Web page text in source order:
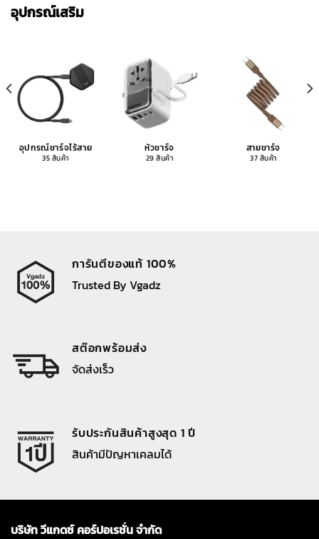
อุปกรณ์เสริม
อุปกรณ์ชาร์จไร้สาย
35 สินค้า
หัวชาร์จ
29 สินค้า
สายชาร์จ
37 สินค้า
การันตีของแท้ 100%
Trusted By Vgadz
สต๊อกพร้อมส่ง
จัดส่งเร็ว
รับประกันสินค้าสูงสุด 1 ปี
สินค้ามีปัญหาเคลมได้
บริษัท วีแกดซ์ คอร์ปอเรชั่น จำกัด